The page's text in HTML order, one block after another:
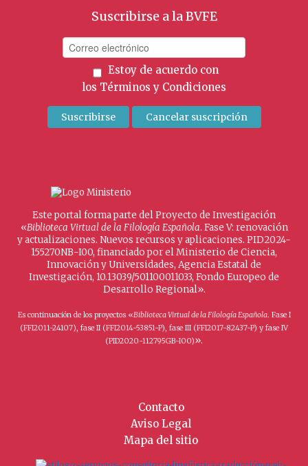
Suscribirse a la BVFE
Estoy de acuerdo con
los Términos y Condiciones
Este portal forma parte del Proyecto de Investigación
«Biblioteca Virtual de la Filología Española. Fase V: renovación
y actualizaciones. Nuevos recursos y aplicaciones. PID2024-
155270NB-I00, financiado por el Ministerio de Ciencia,
Innovación y Universidades, Agencia Estatal de
Investigación, 10.13039/501100011033, Fondo Europeo de
Desarrollo Regional».
Es continuación de los proyectos «Biblioteca Virtual de la Filología Española. Fase I
(FFI2011-24107), fase II (FFI2014-53851-P), fase III (FFI2017-82437-P) y fase IV
(PID2020-112795GB-I00)».
Contacto
Aviso Legal
Mapa del sitio